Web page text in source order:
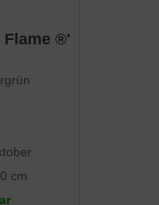
Flame ®'
cm